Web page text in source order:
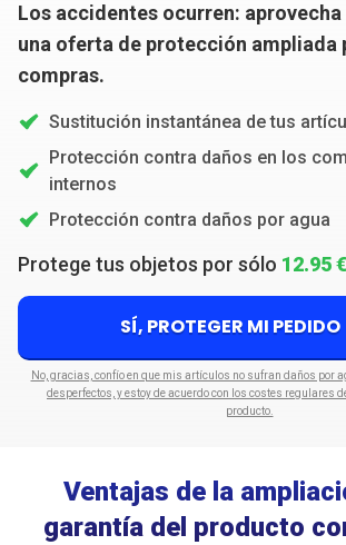
Los accidentes ocurren:
una oferta de protección ampliada
compras.
Sustitución instantánea de tus
Protección contra daños en los
internos
Protección contra daños por agua
Protege tus objetos por sólo 12.95 €
SÍ, PROTEGER MI PEDIDO
No, gracias, confío en que mis artículos no sufran daños por
desperfectos, y estoy de acuerdo con los costes regulares
producto.
Ventajas de la
garantía del producto